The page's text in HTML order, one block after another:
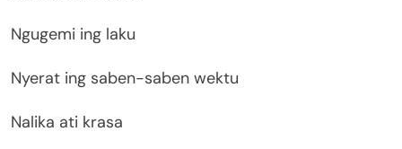
Ngugemi ing laku
Nyerat ing saben-saben wektu
Nalika ati krasa